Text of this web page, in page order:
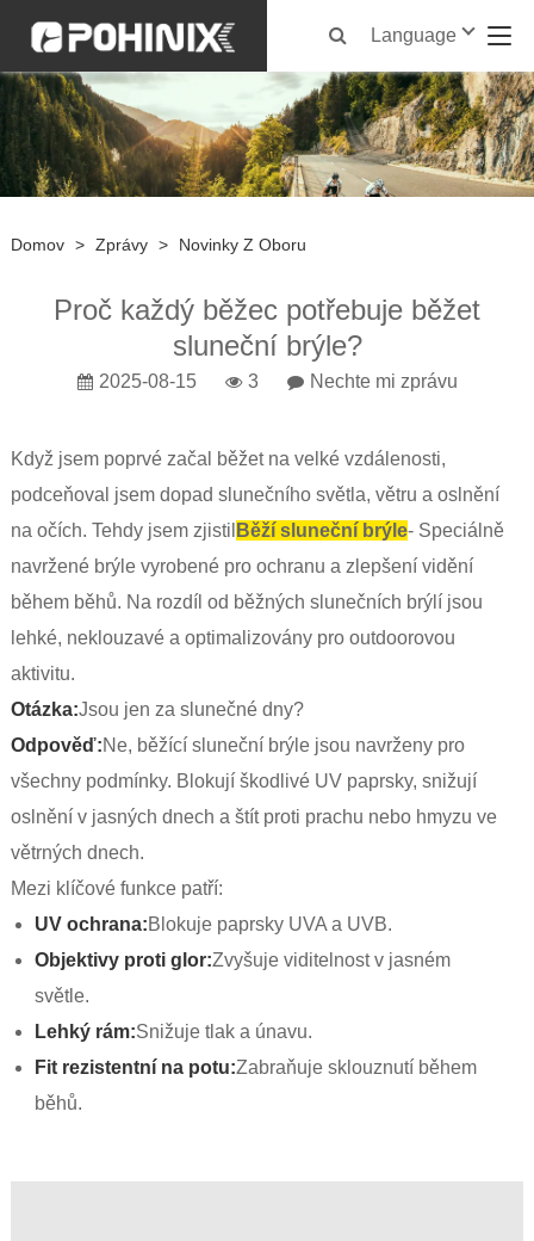
Language
Domov > Zprávy > Novinky Z Oboru
Proč každý běžec potřebuje běžet
sluneční brýle?
2025-08-15 3 Nechte mi zprávu
Když jsem poprvé začal běžet na velké vzdálenosti,
podceňoval jsem dopad slunečního světla, větru a oslnění
na očích. Tehdy jsem zjistil Běží sluneční brýle- Speciálně
navržené brýle vyrobené pro ochranu a zlepšení vidění
během běhů. Na rozdíl od běžných slunečních brýlí jsou
lehké, neklouzavé a optimalizovány pro outdoorovou
aktivitu.
Otázka:Jsou jen za slunečné dny?
Odpověď:Ne, běžící sluneční brýle jsou navrženy pro
všechny podmínky. Blokují škodlivé UV paprsky, snižují
oslnění v jasných dnech a štít proti prachu nebo hmyzu ve
větrných dnech.
Mezi klíčové funkce patří:
UV ochrana:Blokuje paprsky UVA a UVB.
Objektivy proti glor:Zvyšuje viditelnost v jasném
světle.
Lehký rám:Snižuje tlak a únavu.
Fit rezistentní na potu:Zabraňuje sklouznutí během
běhů.